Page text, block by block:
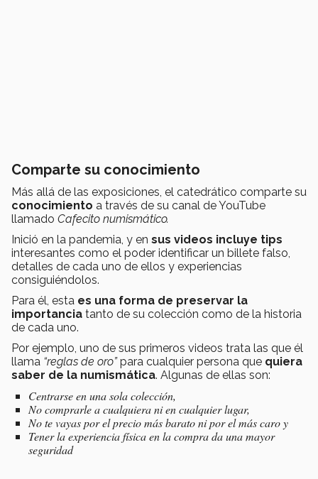
Comparte su conocimiento
Más allá de las exposiciones, el catedrático comparte su
conocimiento a través de su canal de YouTube
llamado Cafecito numismático.
Inició en la pandemia, y en sus videos incluye tips
interesantes como el poder identificar un billete falso,
detalles de cada uno de ellos y experiencias
consiguiéndolos.
Para él, esta es una forma de preservar la
importancia tanto de su colección como de la historia
de cada uno.
Por ejemplo, uno de sus primeros videos trata las que él
llama “reglas de oro”para cualquier persona que quiera
saber de la numismática. Algunas de ellas son:
Centrarse en una sola colección,
No comprarle a cualquiera ni en cualquier lugar,
No te vayas por el precio más barato ni por el más caro y
Tener la experiencia física en la compra da una mayor
seguridad